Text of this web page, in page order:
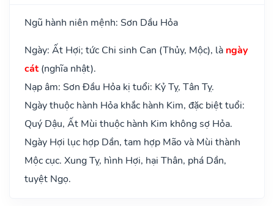
Ngũ hành niên mệnh: Sơn Dầu Hỏa
Ngày: Ất Hợi; tức Chi sinh Can (Thủy, Mộc), là ngày
cát(nghĩa nhật).
Nạp âm: Sơn Đầu Hỏa kị tuổi: Kỷ Tỵ, Tân Tỵ.
Ngày thuộc hành Hỏa khắc hành Kim, đặc biệt tuổi:
Quý Dậu, Ất Mùi thuộc hành Kim không sợ Hỏa.
Ngày Hợi lục hợp Dần, tam hợp Mão và Mùi thành
Mộc cục. Xung Tỵ, hình Hợi, hại Thân, phá Dần,
tuyệt Ngọ.